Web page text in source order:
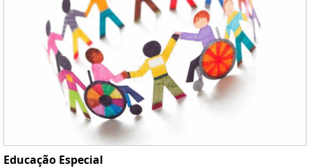
Educação Especial